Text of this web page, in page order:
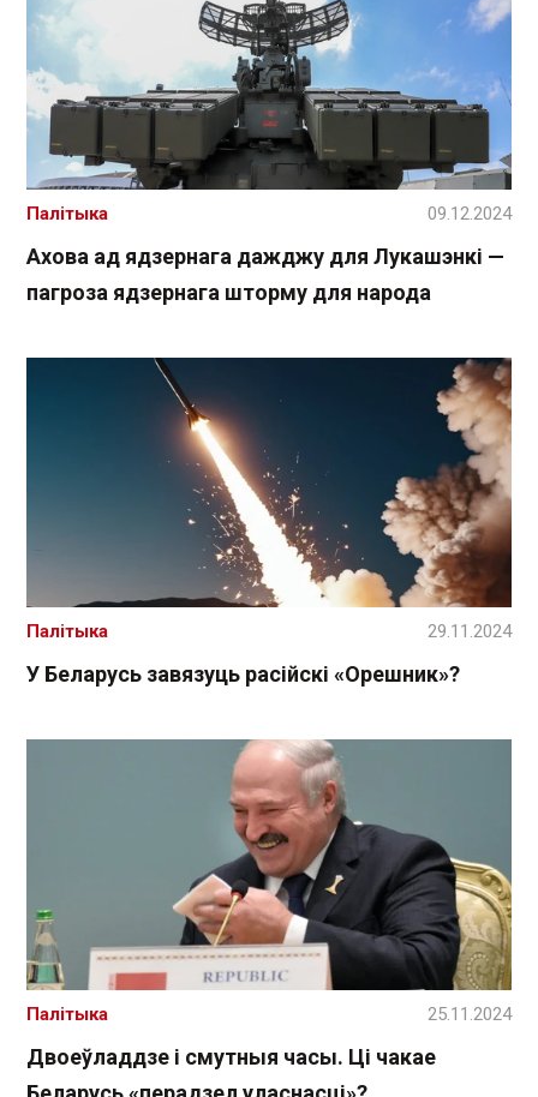
Ахова ад ядзернага дажджу для Лукашэнкі —
пагроза ядзернага шторму для народа
Палітыка 09.12.2024
У Беларусь завязуць расійскі «Орешник»?
Палітыка 29.11.2024
Двоеўладдзе і смутныя часы. Ці чакае
Палітыка 25.11.2024